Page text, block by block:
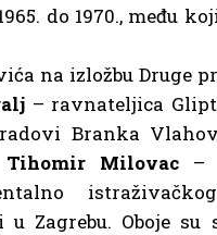
do 1970., među
na izložbu Druge
– ravnateljica
Branka
Tihomir Milovac –
u Zagrebu. Oboje